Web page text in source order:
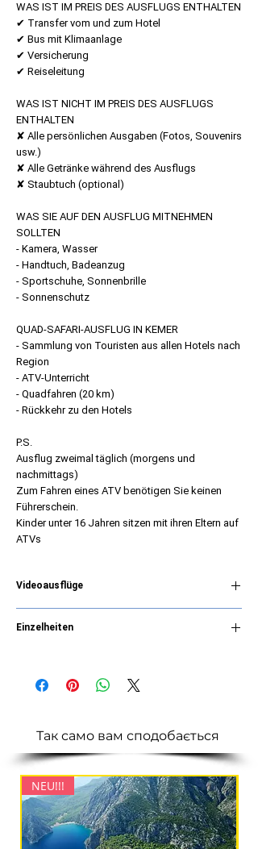
WAS IST IM PREIS DES AUSFLUGS ENTHALTEN
✔ Transfer vom und zum Hotel
✔ Bus mit Klimaanlage
✔ Versicherung
✔ Reiseleitung
WAS IST NICHT IM PREIS DES AUSFLUGS
ENTHALTEN
✘ Alle persönlichen Ausgaben (Fotos, Souvenirs
usw.)
✘ Alle Getränke während des Ausflugs
✘ Staubtuch (optional)
WAS SIE AUF DEN AUSFLUG MITNEHMEN
SOLLTEN
- Kamera, Wasser
- Handtuch, Badeanzug
- Sportschuhe, Sonnenbrille
- Sonnenschutz
QUAD-SAFARI-AUSFLUG IN KEMER
- Sammlung von Touristen aus allen Hotels nach
Region
- ATV-Unterricht
- Quadfahren (20 km)
- Rückkehr zu den Hotels
P.S.
Ausflug zweimal täglich (morgens und
nachmittags)
Zum Fahren eines ATV benötigen Sie keinen
Führerschein.
Kinder unter 16 Jahren sitzen mit ihren Eltern auf
ATVs
Videoausflüge
v=IptFv9bkkzc&t=2s
Einzelheiten
Was ist im Preis inbegriffen:
🦺 Ausrüstung
Так само вам сподобається
NEU!!!